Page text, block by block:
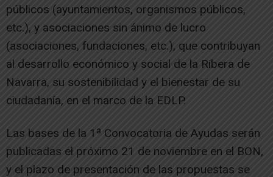
públicos (ayuntamientos, organismos públicos,
etc.), y asociaciones sin ánimo de lucro
(asociaciones, fundaciones, etc.), que contribuyan
al desarrollo económico y social de la Ribera de
Navarra, su sostenibilidad y el bienestar de su
ciudadanía, en el marco de la EDLP.
Las bases de la 1ª Convocatoria de Ayudas serán
publicadas el próximo 21 de noviembre en el BON,
y el plazo de presentación de las propuestas se